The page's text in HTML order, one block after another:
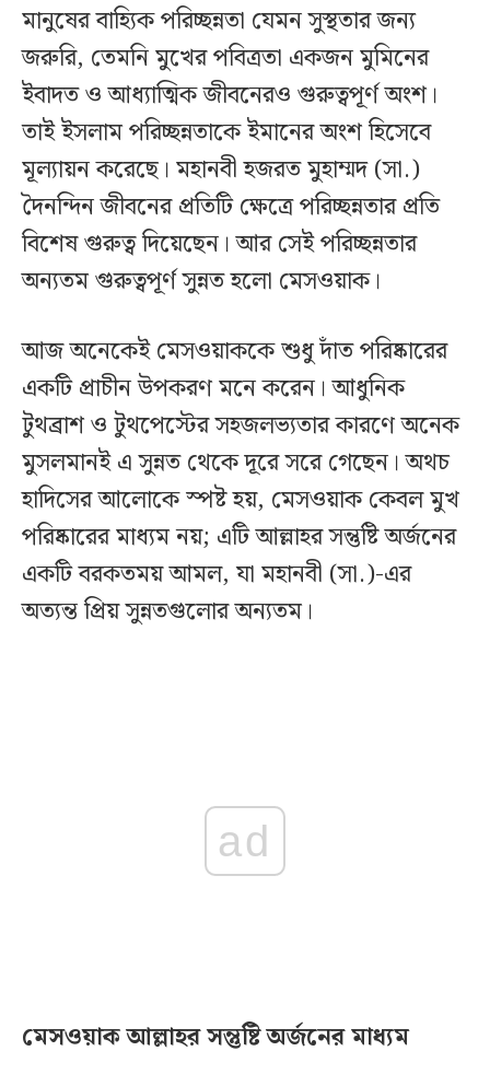
মানুষের বাহ্যিক পরিচ্ছন্নতা যেমন সুস্থতার জন্য
জরুরি, তেমনি মুখের পবিত্রতা একজন মুমিনের
ইবাদত ও আধ্যাত্মিক জীবনেরও গুরুত্বপূর্ণ অংশ।
তাই ইসলাম পরিচ্ছন্নতাকে ইমানের অংশ হিসেবে
মূল্যায়ন করেছে। মহানবী হজরত মুহাম্মদ (সা.)
দৈনন্দিন জীবনের প্রতিটি ক্ষেত্রে পরিচ্ছন্নতার প্রতি
বিশেষ গুরুত্ব দিয়েছেন। আর সেই পরিচ্ছন্নতার
অন্যতম গুরুত্বপূর্ণ সুন্নত হলো মেসওয়াক।
আজ অনেকেই মেসওয়াককে শুধু দাঁত পরিষ্কারের
একটি প্রাচীন উপকরণ মনে করেন। আধুনিক
টুথব্রাশ ও টুথপেস্টের সহজলভ্যতার কারণে অনেক
মুসলমানই এ সুন্নত থেকে দূরে সরে গেছেন। অথচ
হাদিসের আলোকে স্পষ্ট হয়, মেসওয়াক কেবল মুখ
পরিষ্কারের মাধ্যম নয়; এটি আল্লাহর সন্তুষ্টি অর্জনের
একটি বরকতময় আমল, যা মহানবী (সা.)-এর
অত্যন্ত প্রিয় সুন্নতগুলোর অন্যতম।
ad
মেসওয়াক আল্লাহর সন্তুষ্টি অর্জনের মাধ্যম